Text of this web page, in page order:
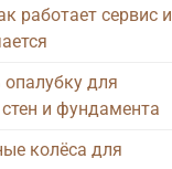
работает сервис и
для
и фундамента
колёса для